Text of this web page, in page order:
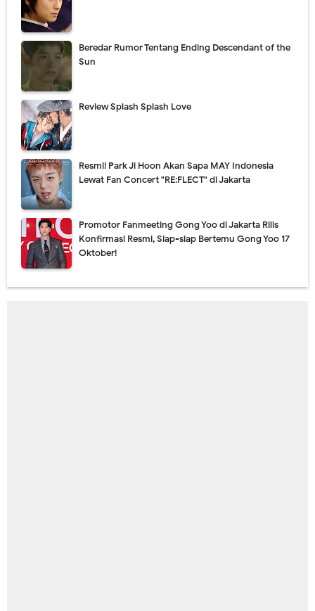
Beredar Rumor Tentang Ending Descendant of the
Sun
Review Splash Splash Love
Resmi! Park Ji Hoon Akan Sapa MAY Indonesia
Lewat Fan Concert "RE:FLECT" di Jakarta
Promotor Fanmeeting Gong Yoo di Jakarta Rilis
Konfirmasi Resmi, Siap-siap Bertemu Gong Yoo 17
Oktober!